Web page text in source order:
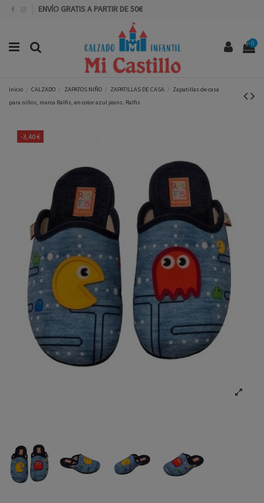
ENVÍO GRATIS A PARTIR DE 50€
0
Inicio CALZADO ZAPATOS NIÑO ZAPATILLAS DE CASA
Zapatillas de casa
para niños, marca Ralfis, en color azul jeans. Ralfis
-3,40 €